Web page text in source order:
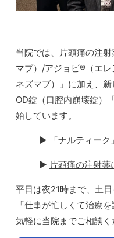
当院では、片頭痛の注
マブ）/アジョビ®（エ
ネズマブ）」に加え、
OD錠（口腔内崩壊錠）
始しています。
▶︎ 「ナルティー
▶︎ 片頭痛の注射薬
平日は夜21時まで、土
「仕事が忙しくて治療
気軽に当院までご相談く